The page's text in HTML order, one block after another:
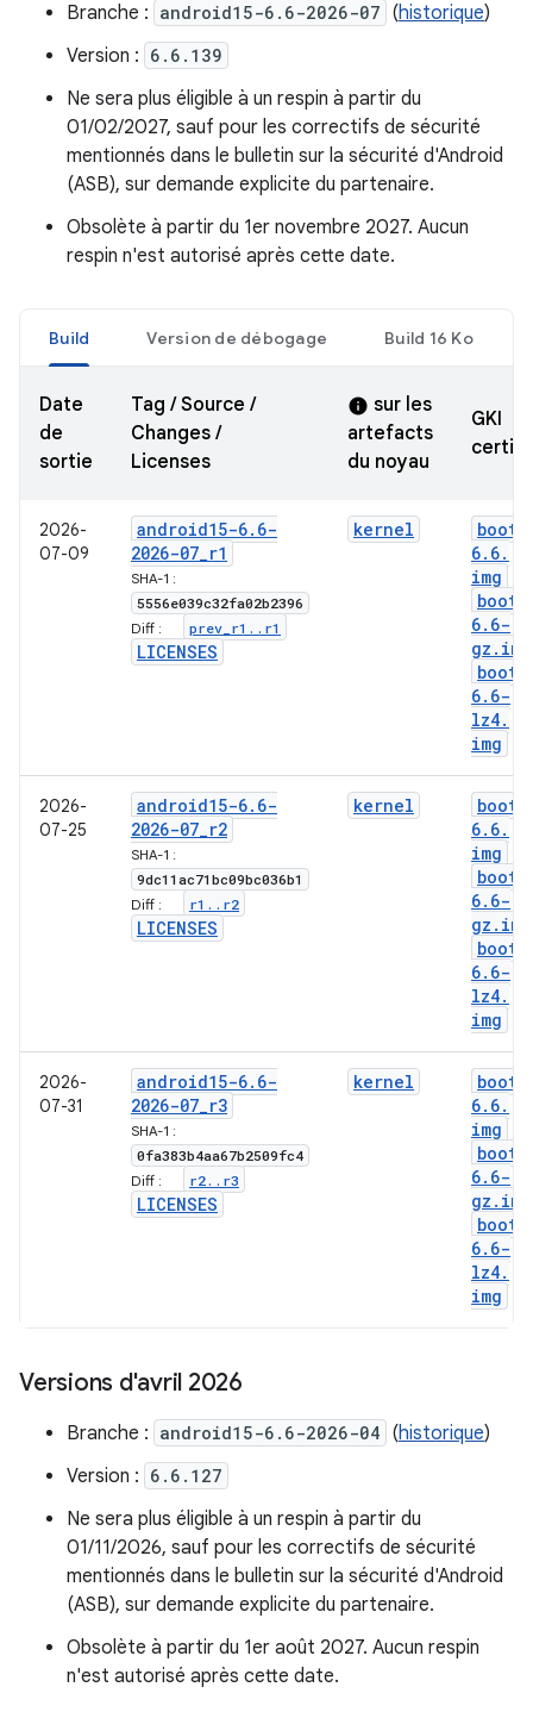
Branche : android15-6.6-2026-07 (historique)
Version : 6.6.139
Ne sera plus éligible à un respin à partir du
01/02/2027, sauf pour les correctifs de sécurité
mentionnés dans le bulletin sur la sécurité d'Android
(ASB), sur demande explicite du partenaire.
Obsolète à partir du 1er novembre 2027. Aucun
respin n'est autorisé après cette date.
Build Version de débogage Build 16 Ko
Date
de
sortie
Tag / Source /
Changes /
Licenses
info sur les
artefacts
du noyau
GKI
2026-
07-09
android15-6. 6-
2026-07_r1
SHA-1 :
5556e039c32fa02b2396
Diff : prev r1 . . r1
LICENSES
kernel
boot-
6. 6.
img
boot-
6. 6-
gz . img
boot-
6. 6-
lz4.
img
2026-
07-25
android15-6. 6-
2026-07_r2
SHA-1 :
9dc11ac71bc09bc036b1
Diff : r1 . . r2
LICENSES
kernel
boot-
6. 6.
img
boot-
6. 6-
gz . img
boot-
6. 6-
lz4.
img
2026-
07-31
android15-6. 6-
2026-07_r3
SHA-1 :
0fa383b4aa67b2509fc4
Diff : r2. . r3
LICENSES
kernel
boot-
6. 6.
img
boot-
6. 6-
gz . img
boot-
6. 6-
lz4.
img
Versions d'avril 2026
Branche : android15-6.6-2026-04 (historique)
Version : 6.6.127
Ne sera plus éligible à un respin à partir du
01/11/2026, sauf pour les correctifs de sécurité
mentionnés dans le bulletin sur la sécurité d'Android
(ASB), sur demande explicite du partenaire.
Obsolète à partir du 1er août 2027. Aucun respin
n'est autorisé après cette date.